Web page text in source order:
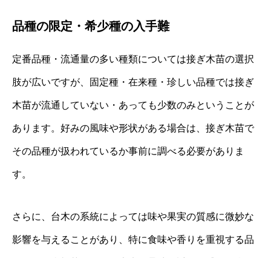
品種の限定・希少種の入手難
定番品種・流通量の多い種類については接ぎ木苗の選択
肢が広いですが、固定種・在来種・珍しい品種では接ぎ
木苗が流通していない・あっても少数のみということが
あります。好みの風味や形状がある場合は、接ぎ木苗で
その品種が扱われているか事前に調べる必要がありま
す。
さらに、台木の系統によっては味や果実の質感に微妙な
影響を与えることがあり、特に食味や香りを重視する品